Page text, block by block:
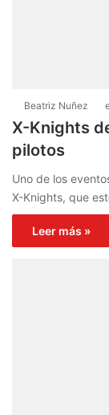
Beatriz Nuñez
X-Knights
pilotos
Uno de los
X-Knights, que
Leer más »